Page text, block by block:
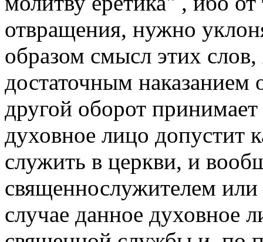
отвращения, нужно
образом смысл этих
достаточным наказанием
другой оборот принимает
духовное лицо допустит
служить в церкви, и
священнослужителем
случае данное духовное